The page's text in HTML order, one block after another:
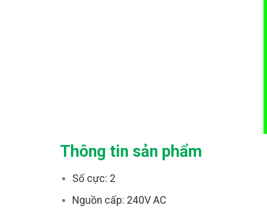
Thông tin sản phẩm
Số cực: 2
Nguồn cấp: 240V AC